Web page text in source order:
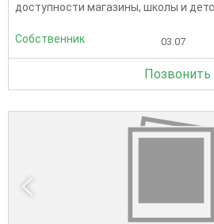
доступности магазины, школы и
Собственник 03.07
Позвонить